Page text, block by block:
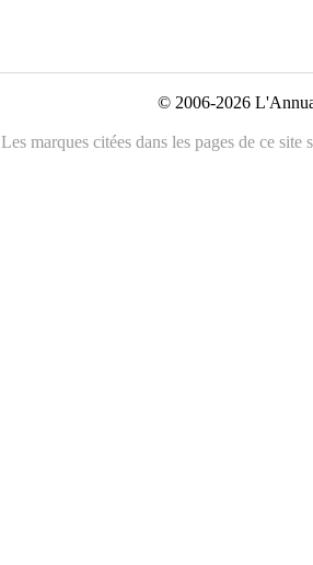
© 2006-2026
Les marques citées dans les pages de ce